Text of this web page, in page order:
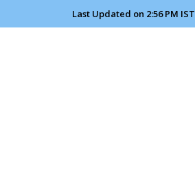
Last Updated on 2:56 PM IST